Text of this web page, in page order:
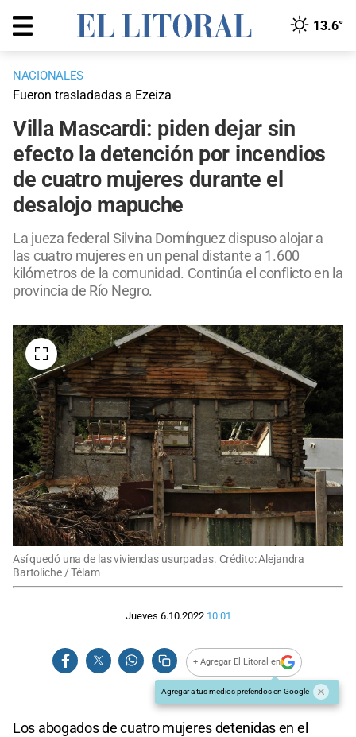
13.6°
NACIONALES
Fueron trasladadas a Ezeiza
Villa Mascardi: piden dejar sin
efecto la detención por incendios
de cuatro mujeres durante el
desalojo mapuche
La jueza federal Silvina Domínguez dispuso alojar a
las cuatro mujeres en un penal distante a 1.600
kilómetros de la comunidad. Continúa el conflicto en la
provincia de Río Negro.
Así quedó una de las viviendas usurpadas. Crédito: Alejandra
Bartoliche / Télam
Jueves 6.10.2022 10:01
+ Agregar El Litoral en
Agregar a tus medios preferidos en Google
Los abogados de cuatro mujeres detenidas en el